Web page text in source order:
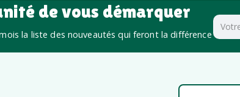
de vous démarquer
la liste des nouveautés qui feront la différence